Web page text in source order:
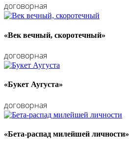
договорная
«Век вечный, скоротечный»
договорная
«Букет Аугуста»
договорная
«Бета-распад милейшей личности»